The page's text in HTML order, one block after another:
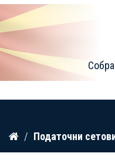
Прескокнете
содржина
Податочни